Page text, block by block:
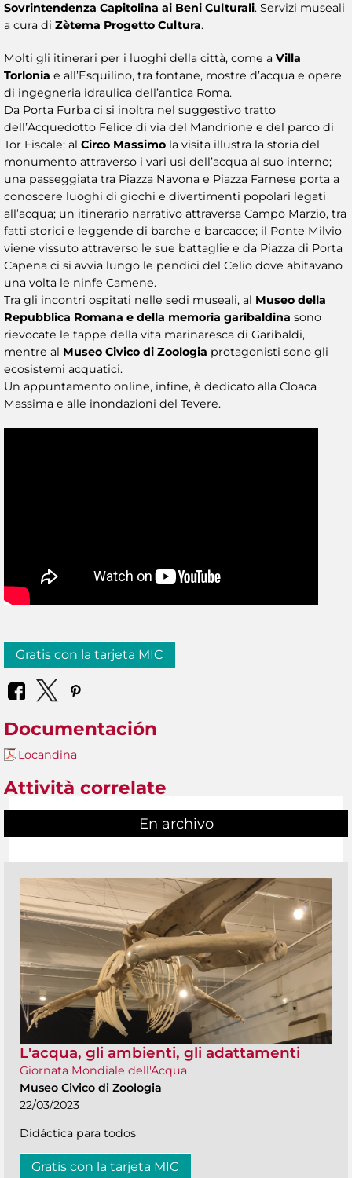
Sovrintendenza Capitolina ai Beni Culturali. Servizi museali
a cura di Zètema Progetto Cultura.
Molti gli itinerari per i luoghi della città, come a Villa
Torlonia e all’Esquilino, tra fontane, mostre d’acqua e opere
di ingegneria idraulica dell’antica Roma.
Da Porta Furba ci si inoltra nel suggestivo tratto
dell’Acquedotto Felice di via del Mandrione e del parco di
Tor Fiscale; al Circo Massimo la visita illustra la storia del
monumento attraverso i vari usi dell’acqua al suo interno;
una passeggiata tra Piazza Navona e Piazza Farnese porta a
conoscere luoghi di giochi e divertimenti popolari legati
all’acqua; un itinerario narrativo attraversa Campo Marzio, tra
fatti storici e leggende di barche e barcacce; il Ponte Milvio
viene vissuto attraverso le sue battaglie e da Piazza di Porta
Capena ci si avvia lungo le pendici del Celio dove abitavano
una volta le ninfe Camene.
Tra gli incontri ospitati nelle sedi museali, al Museo della
Repubblica Romana e della memoria garibaldina sono
rievocate le tappe della vita marinaresca di Garibaldi,
mentre al Museo Civico di Zoologia protagonisti sono gli
ecosistemi acquatici.
Un appuntamento online, infine, è dedicato alla Cloaca
Massima e alle inondazioni del Tevere.
Gratis con la tarjeta MIC
Documentación
Locandina
Attività correlate
En archivo
L'acqua, gli ambienti, gli adattamenti
Giornata Mondiale dell'Acqua
Museo Civico di Zoologia
22/03/2023
Didáctica para todos
Gratis con la tarjeta MIC